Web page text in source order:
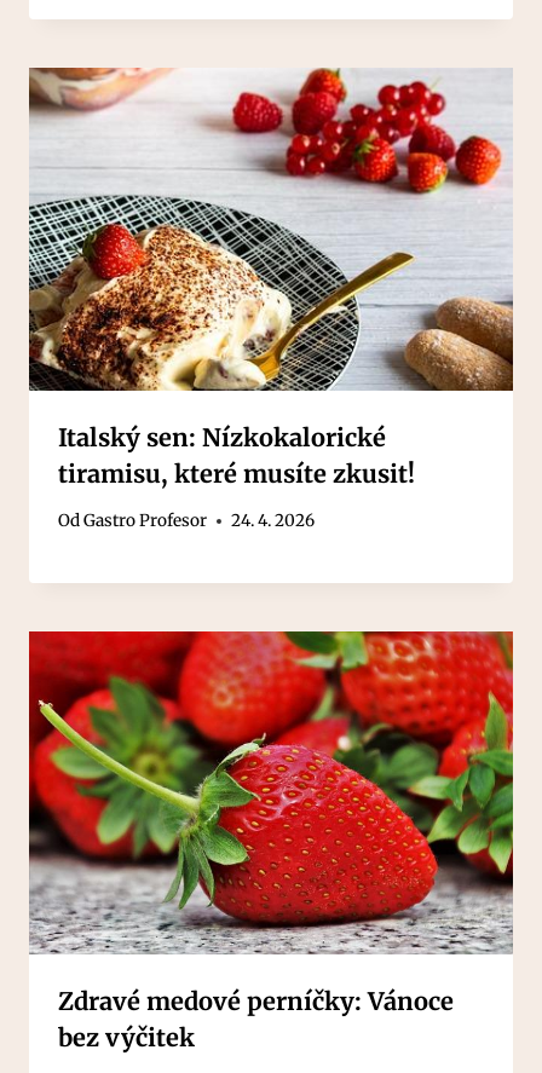
Italský sen: Nízkokalorické
tiramisu, které musíte zkusit!
OdGastro Profesor 24. 4. 2026
Zdravé medové perníčky: Vánoce
bez výčitek